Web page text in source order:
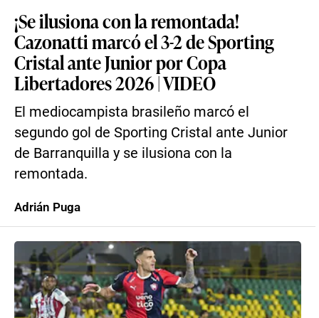
¡Se ilusiona con la remontada!
Cazonatti marcó el 3-2 de Sporting
Cristal ante Junior por Copa
Libertadores 2026 | VIDEO
El mediocampista brasileño marcó el
segundo gol de Sporting Cristal ante Junior
de Barranquilla y se ilusiona con la
remontada.
Adrián Puga